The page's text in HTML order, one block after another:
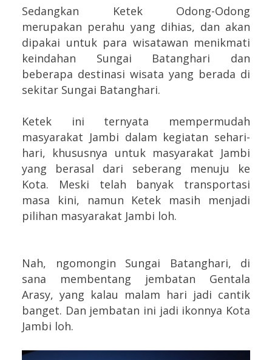
Sedangkan Ketek Odong-Odong
merupakan perahu yang dihias, dan akan
dipakai untuk para wisatawan menikmati
keindahan Sungai Batanghari dan
beberapa destinasi wisata yang berada di
sekitar Sungai Batanghari.
Ketek ini ternyata mempermudah
masyarakat Jambi dalam kegiatan sehari-
hari, khususnya untuk masyarakat Jambi
yang berasal dari seberang menuju ke
Kota. Meski telah banyak transportasi
masa kini, namun Ketek masih menjadi
pilihan masyarakat Jambi loh.
Nah, ngomongin Sungai Batanghari, di
sana membentang jembatan Gentala
Arasy, yang kalau malam hari jadi cantik
banget. Dan jembatan ini jadi ikonnya Kota
Jambi loh.